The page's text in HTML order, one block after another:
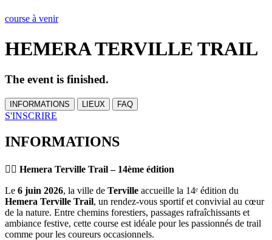
course à venir
HEMERA TERVILLE TRAIL
The event is finished.
INFORMATIONS LIEUX FAQ
S'INSCRIRE
INFORMATIONS
🏃‍♂️ Hemera Terville Trail – 14ème édition
Le 6 juin 2026, la ville de Terville accueille la 14ᵉ édition du
Hemera Terville Trail, un rendez-vous sportif et convivial au cœur
de la nature. Entre chemins forestiers, passages rafraîchissants et
ambiance festive, cette course est idéale pour les passionnés de trail
comme pour les coureurs occasionnels.